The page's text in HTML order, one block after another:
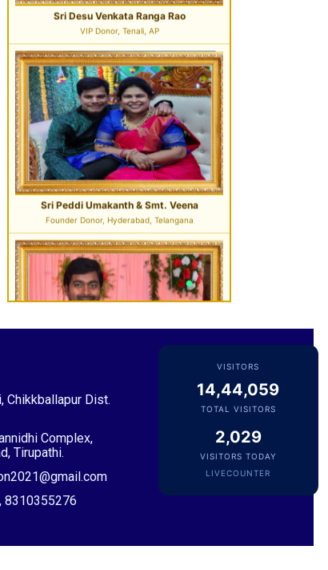
Founder Donor, Hyderabad, Telangana
Sri Pavan Gupta
VIP Donor & TG State President, Hyderabad
Sri Desu Ramesh Babu & Smt. Padmavathi
Chikkballapur Dist.
Complex,
Tirupathi.
8310355276
VISITORS
14,44,059
TOTAL VISITORS
2,029
VISITORS TODAY
LIVECOUNTER